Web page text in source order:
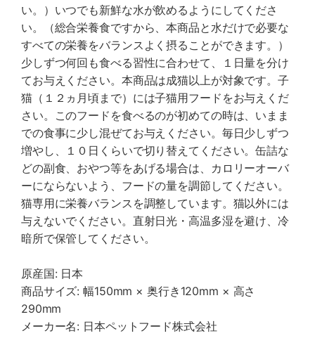
い。）いつでも新鮮な水が飲めるようにしてくださ
い。（総合栄養食ですから、本商品と水だけで必要な
すべての栄養をバランスよく摂ることができます。）
少しずつ何回も食べる習性に合わせて、１日量を分け
てお与えください。本商品は成猫以上が対象です。子
猫（１２ヵ月頃まで）には子猫用フードをお与えくだ
さい。このフードを食べるのが初めての時は、いまま
での食事に少し混ぜてお与えください。毎日少しずつ
増やし、１０日くらいで切り替えてください。缶詰な
どの副食、おやつ等をあげる場合は、カロリーオーバ
ーにならないよう、フードの量を調節してください。
猫専用に栄養バランスを調整しています。猫以外には
与えないでください。直射日光・高温多湿を避け、冷
暗所で保管してください。
原産国: 日本
商品サイズ: 幅150mm × 奥行き120mm × 高さ
290mm
メーカー名: 日本ペットフード株式会社